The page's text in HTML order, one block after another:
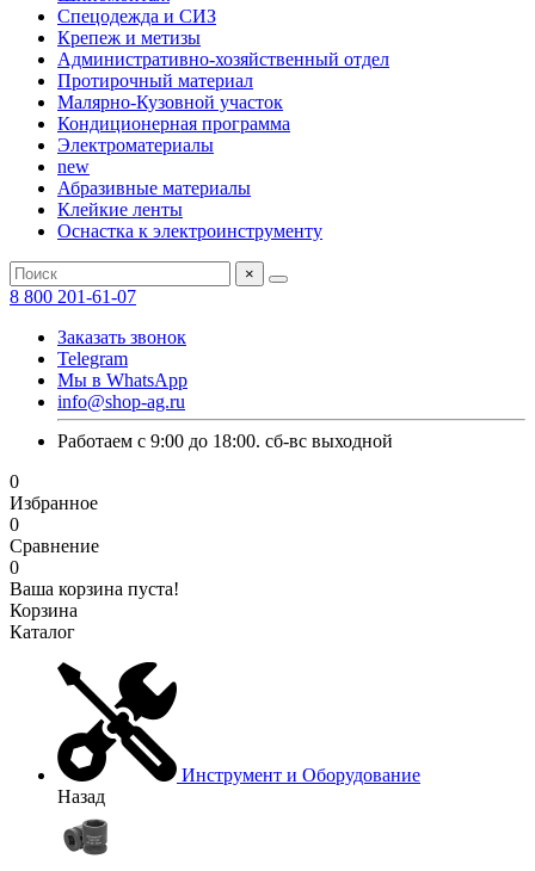
Спецодежда и СИЗ
Крепеж и метизы
Административно-хозяйственный отдел
Протирочный материал
Малярно-Кузовной участок
Кондиционерная программа
Электроматериалы
new
Абразивные материалы
Клейкие ленты
Оснастка к электроинструменту
×
8 800 201-61-07
Заказать звонок
Telegram
Мы в WhatsApp
info@shop-ag.ru
Работаем с 9:00 до 18:00. сб-вс выходной
0
Избранное
0
Сравнение
0
Ваша корзина пуста!
Корзина
Каталог
Инструмент и Оборудование
Назад